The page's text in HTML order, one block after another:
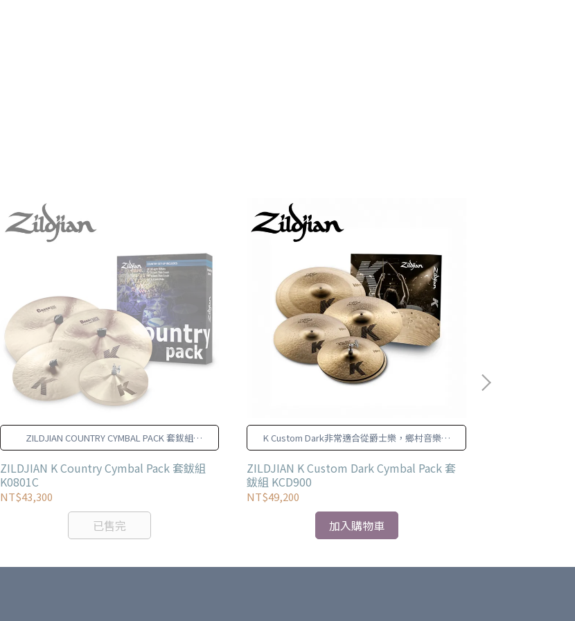
ZILDJIAN COUNTRY CYMBAL PACK 套鈸組
K0801C
ZILDJIAN K Country Cymbal Pack 套鈸組
K0801C
NT$43,300
已售完
K Custom Dark非常適合從爵士樂，鄉村音樂到
世界風格的各種音樂。
ZILDJIAN K Custom Dark Cymbal Pack 套
鈸組 KCD900
NT$49,200
加入購物車